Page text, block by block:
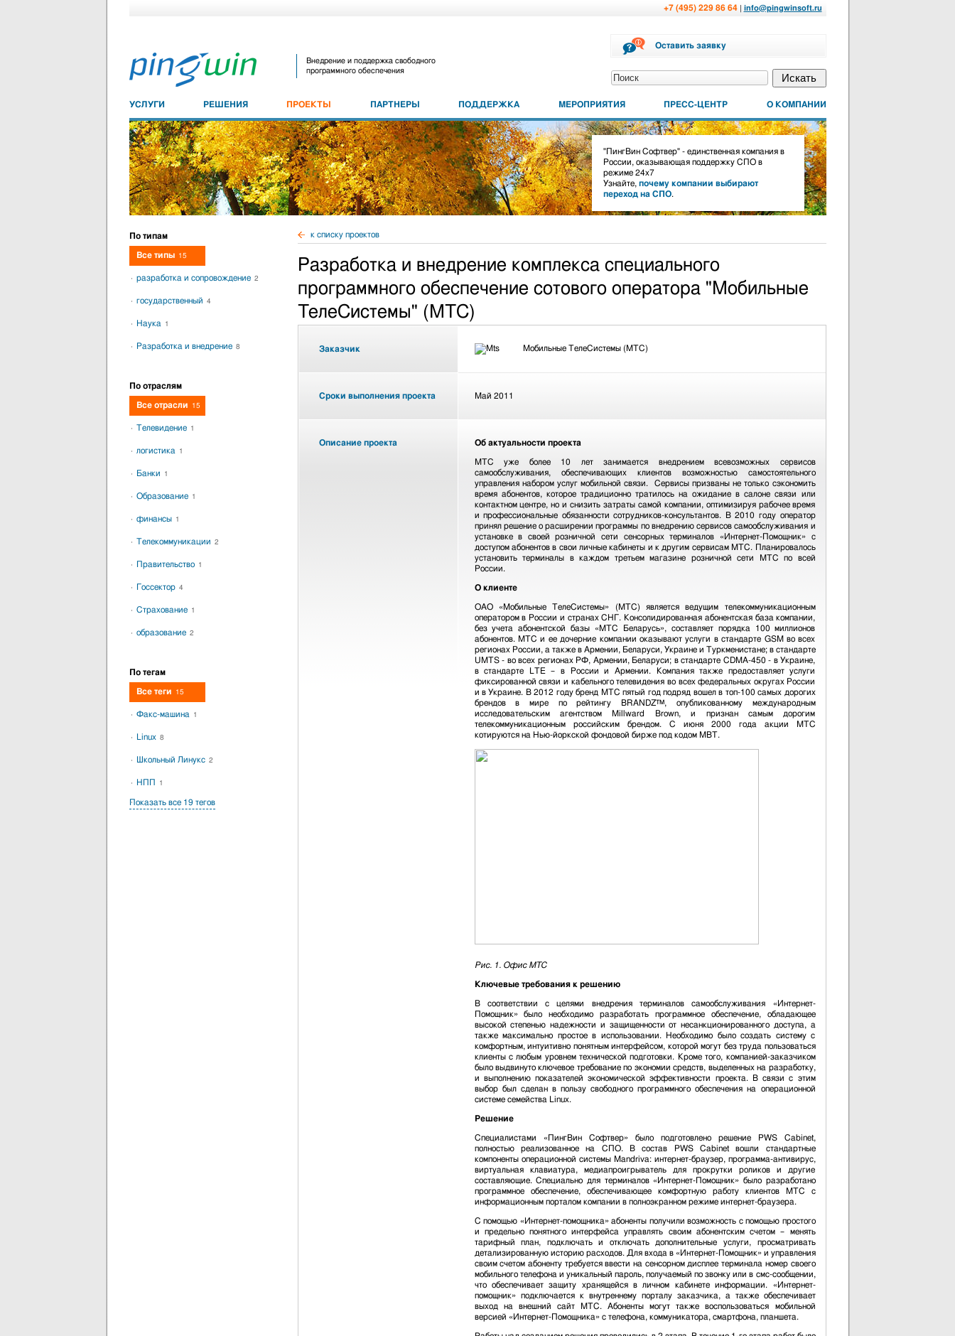
+7 (495) 229 86 64| info@pingwinsoft.ru
Внедрение и поддержка свободного
программного обеспечения
Оставить заявку
УСЛУГИ РЕШЕНИЯ ПРОЕКТЫ ПАРТНЕРЫ ПОДДЕРЖКА МЕРОПРИЯТИЯ ПРЕСС-ЦЕНТР О КОМПАНИИ
"ПингВин Софтвер" - единственная компания в
России, оказывающая поддержку СПО в
режиме 24х7
Узнайте, почему компании выбирают
переход на СПО.
к списку проектов
Разработка и внедрение комплекса специального
программного обеспечение сотового оператора "Мобильные
ТелеСистемы" (МТС)
Заказчик Мобильные ТелеСистемы (МТС)
Сроки выполнения проекта Май 2011
Описание проекта Об актуальности проекта
МТС уже более 10 лет занимается внедрением всевозможных сервисов
самообслуживания, обеспечивающих клиентов возможностью самостоятельного
управления набором услуг мобильной связи. Сервисы призваны не только сэкономить
время абонентов, которое традиционно тратилось на ожидание в салоне связи или
контактном центре, но и снизить затраты самой компании, оптимизируя рабочее время
и профессиональные обязанности сотрудников-консультантов. В 2010 году оператор
принял решение о расширении программы по внедрению сервисов самообслуживания и
установке в своей розничной сети сенсорных терминалов «Интернет-Помощник» с
доступом абонентов в свои личные кабинеты и к другим сервисам МТС. Планировалось
установить терминалы в каждом третьем магазине розничной сети МТС по всей
России.
О клиенте
ОАО «Мобильные ТелеСистемы» (МТС) является ведущим телекоммуникационным
оператором в России и странах СНГ. Консолидированная абонентская база компании,
без учета абонентской базы «МТС Беларусь», составляет порядка 100 миллионов
абонентов. МТС и ее дочерние компании оказывают услуги в стандарте GSM во всех
регионах России, а также в Армении, Беларуси, Украине и Туркменистане; в стандарте
UMTS - во всех регионах РФ, Армении, Беларуси; в стандарте CDMA-450 - в Украине,
в стандарте LTE – в России и Армении. Компания также предоставляет услуги
фиксированной связи и кабельного телевидения во всех федеральных округах России
и в Украине. В 2012 году бренд МТС пятый год подряд вошел в топ-100 самых дорогих
брендов в мире по рейтингу BRANDZ™, опубликованному международным
исследовательским агентством Millward Brown, и признан самым дорогим
телекоммуникационным российским брендом. С июня 2000 года акции МТС
котируются на Нью-йоркской фондовой бирже под кодом MBT.
Рис. 1. Офис МТС
Ключевые требования к решению
В соответствии с целями внедрения терминалов самообслуживания «Интернет-
Помощник» было необходимо разработать программное обеспечение, обладающее
высокой степенью надежности и защищенности от несанкционированного доступа, а
также максимально простое в использовании. Необходимо было создать систему с
комфортным, интуитивно понятным интерфейсом, которой могут без труда пользоваться
клиенты с любым уровнем технической подготовки. Кроме того, компанией-заказчиком
было выдвинуто ключевое требование по экономии средств, выделенных на разработку,
и выполнению показателей экономической эффективности проекта. В связи с этим
выбор был сделан в пользу свободного программного обеспечения на операционной
системе семейства Linux.
Решение
Специалистами «ПингВин Софтвер» было подготовлено решение PWS Cabinet,
полностью реализованное на СПО. В состав PWS Cabinet вошли стандартные
компоненты операционной системы Mandriva: интернет-браузер, программа-антивирус,
виртуальная клавиатура, медиапроигрыватель для прокрутки роликов и другие
составляющие. Специально для терминалов «Интернет-Помощник» было разработано
программное обеспечение, обеспечивающее комфортную работу клиентов МТС с
информационным порталом компании в полноэкранном режиме интернет-браузера.
С помощью «Интернет-помощника» абоненты получили возможность с помощью простого
и предельно понятного интерфейса управлять своим абонентским счетом – менять
тарифный план, подключать и отключать дополнительные услуги, просматривать
детализированную историю расходов. Для входа в «Интернет-Помощник» и управления
своим счетом абоненту требуется ввести на сенсорном дисплее терминала номер своего
мобильного телефона и уникальный пароль, получаемый по звонку или в смс-сообщении,
что обеспечивает защиту хранящейся в личном кабинете информации. «Интернет-
помощник» подключается к внутреннему порталу заказчика, а также обеспечивает
выход на внешний сайт МТС. Абоненты могут также воспользоваться мобильной
версией «Интернет-Помощника» с телефона, коммуникатора, смартфона, планшета.
По типам
Все типы 15
разработка и сопровождение 2
государственный 4
Наука 1
Разработка и внедрение 8
По отраслям
Все отрасли 15
Телевидение 1
логистика 1
Банки 1
Образование 1
финансы 1
Телекоммуникации 2
Правительство 1
Госсектор 4
Страхование 1
образование 2
По тегам
Все теги 15
Факс-машина 1
Linux 8
Школьный Линукс 2
НПП 1
Показать все 19 тегов